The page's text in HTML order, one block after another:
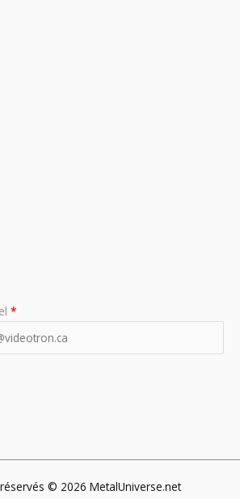
*
© 2026 MetalUniverse.net